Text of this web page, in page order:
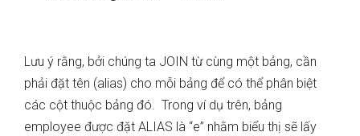
Lưu ý rằng, bởi chúng ta JOIN từ cùng một bảng, cần
phải đặt tên (alias) cho mỗi bảng để có thể phân biệt
các cột thuộc bảng đó. Trong ví dụ trên, bảng
employee được đặt ALIAS là “e” nhằm biểu thị sẽ lấy